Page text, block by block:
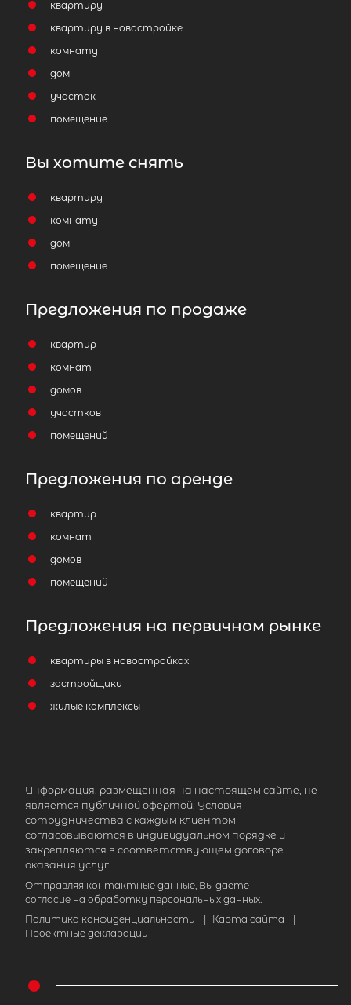
квартиру
квартиру в новостройке
комнату
дом
участок
помещение
Вы хотите снять
квартиру
комнату
дом
помещение
Предложения по продаже
квартир
комнат
домов
участков
помещений
Предложения по аренде
квартир
комнат
домов
помещений
Предложения на первичном рынке
квартиры в новостройках
застройщики
жилые комплексы
Информация, размещенная на настоящем сайте, не
является публичной офертой. Условия
сотрудничества с каждым клиентом
согласовываются в индивидуальном порядке и
закрепляются в соответствующем договоре
оказания услуг.
Отправляя контактные данные, Вы даете
согласие на обработку персональных данных.
Политика конфиденциальности
Карта сайта
Проектные декларации